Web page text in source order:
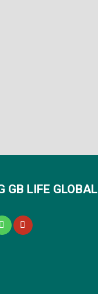
GB LIFE GLOBAL